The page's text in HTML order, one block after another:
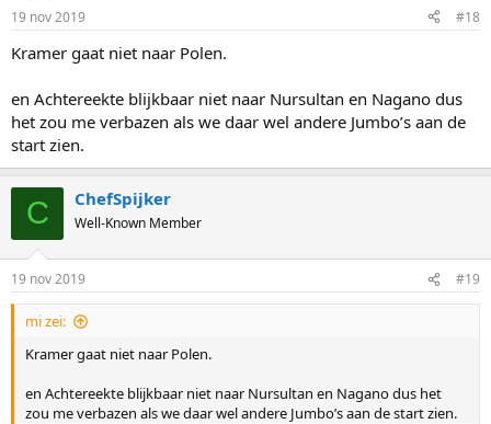
s
19 nov 2019 #18
Kramer gaat niet naar Polen.
en Achtereekte blijkbaar niet naar Nursultan en Nagano dus
het zou me verbazen als we daar wel andere Jumbo’s aan de
start zien.
C ChefSpijker
Well-Known Member
19 nov 2019 #19
mi zei:
Kramer gaat niet naar Polen.
en Achtereekte blijkbaar niet naar Nursultan en Nagano dus het
zou me verbazen als we daar wel andere Jumbo’s aan de start zien.